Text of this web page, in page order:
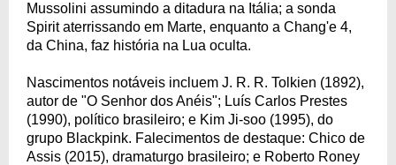
Mussolini assumindo a ditadura na Itália; a sonda
Spirit aterrissando em Marte, enquanto a Chang'e 4,
da China, faz história na Lua oculta.
Nascimentos notáveis incluem J. R. R. Tolkien (1892),
autor de "O Senhor dos Anéis"; Luís Carlos Prestes
(1990), político brasileiro; e Kim Ji-soo (1995), do
grupo Blackpink. Falecimentos de destaque: Chico de
Assis (2015), dramaturgo brasileiro; e Roberto Roney